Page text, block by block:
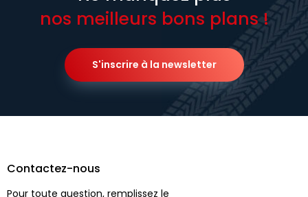
nos meilleurs bons plans !
S'inscrire à la newsletter
Contactez-nous
Pour toute question, remplissez le